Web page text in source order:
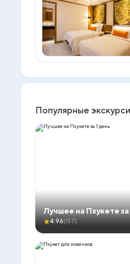
Популярные
Лучшее на Пхукете за
★4.96(157)